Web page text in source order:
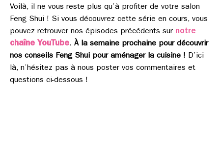
Voilà, il ne vous reste plus qu’à profiter de votre salon
Feng Shui ! Si vous découvrez cette série en cours, vous
pouvez retrouver nos épisodes précédents sur notre
chaîne YouTube. À la semaine prochaine pour découvrir
nos conseils Feng Shui pour aménager la cuisine ! D’ici
là, n’hésitez pas à nous poster vos commentaires et
questions ci-dessous !